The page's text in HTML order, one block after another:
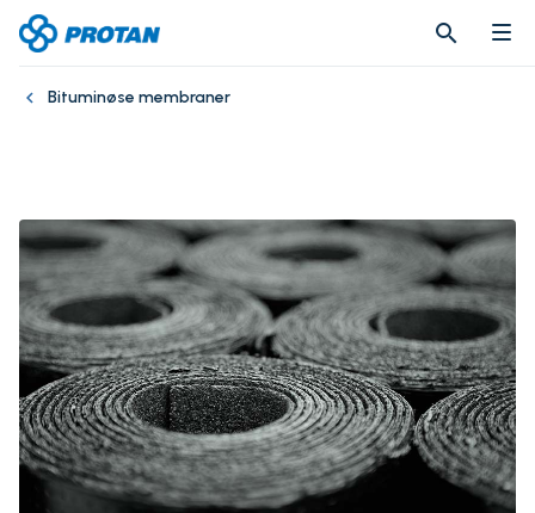
search
search
Bituminøse membraner